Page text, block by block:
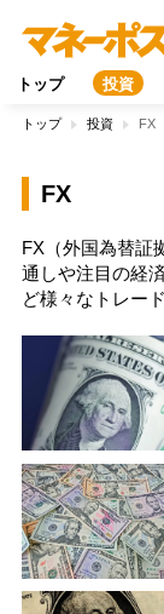
トップ 投資
トップ 投資 FX
FX
FX（外国為替証
通しや注目の経
ど様々なトレー